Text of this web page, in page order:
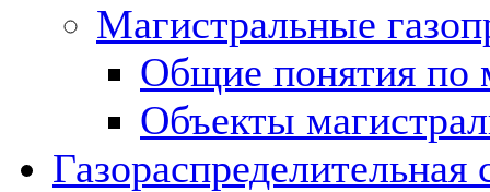
Магистральные
Общие понятия по
Объекты
Газораспределительная